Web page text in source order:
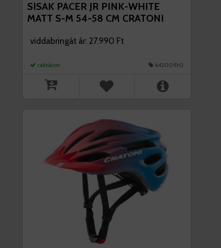
SISAK PACER JR PINK-WHITE
MATT S-M 54-58 CM CRATONI
viddabringát ár: 27.990 Ft
raktáron 642009H2